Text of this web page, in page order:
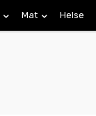
Mat Helse